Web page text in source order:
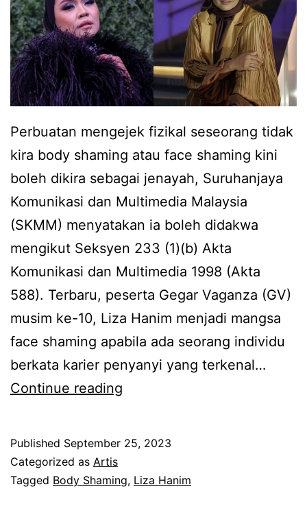
Perbuatan mengejek fizikal seseorang tidak
kira body shaming atau face shaming kini
boleh dikira sebagai jenayah, Suruhanjaya
Komunikasi dan Multimedia Malaysia
(SKMM) menyatakan ia boleh didakwa
mengikut Seksyen 233 (1)(b) Akta
Komunikasi dan Multimedia 1998 (Akta
588). Terbaru, peserta Gegar Vaganza (GV)
musim ke-10, Liza Hanim menjadi mangsa
face shaming apabila ada seorang individu
berkata karier penyanyi yang terkenal…
Continue reading
e
Published September 25, 2023
Categorized as Artis
Tagged Body Shaming, Liza Hanim